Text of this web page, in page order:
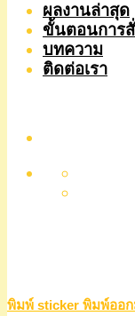
ผลงานล่าสุด
ขั้นตอนการ
บทความ
ติดต่อเรา
พิมพ์ sticker พิมพ์ออ